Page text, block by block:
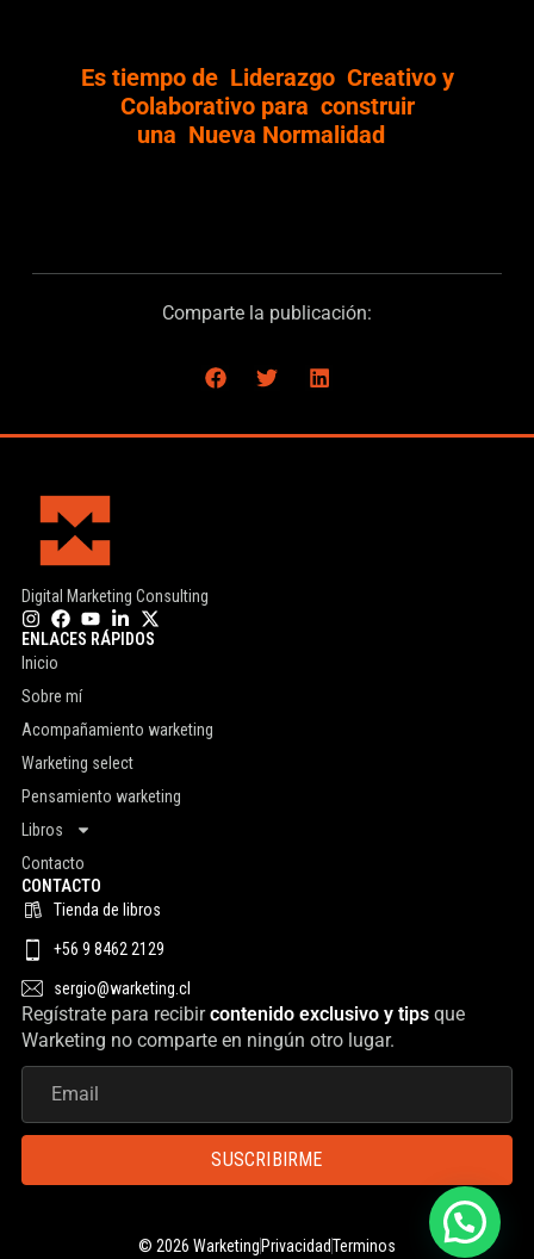
Es tiempo de Liderazgo Creativo y
Colaborativo para construir
una Nueva Normalidad
Comparte la publicación:
Digital Marketing Consulting
ENLACES RÁPIDOS
Inicio
Sobre mí
Acompañamiento warketing
Warketing select
Pensamiento warketing
Libros
Contacto
CONTACTO
Tienda de libros
+56 9 8462 2129
sergio@warketing.cl
Regístrate para recibircontenido exclusivo y tipsque
Warketing no comparte en ningún otro lugar.
SUSCRIBIRME
© 2026 Warketing PrivacidadTerminos